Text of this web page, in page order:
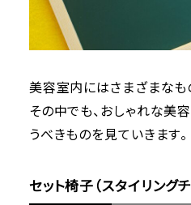
美容室内にはさまざまなも
その中でも、おしゃれな美
うべきものを見ていきます。
セット椅子（スタイリングチ